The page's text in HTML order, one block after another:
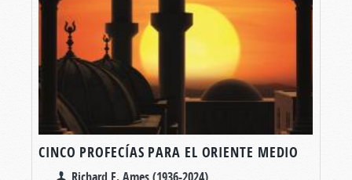
CINCO PROFECÍAS PARA EL ORIENTE MEDIO
Richard F. Ames (1936-2024)